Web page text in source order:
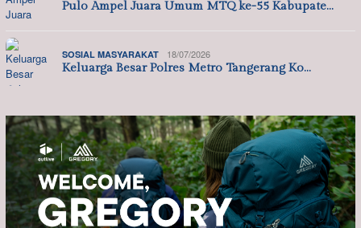
Pulo Ampel Juara Umum MTQ ke-55 Kabupate…
SOSIAL MASYARAKAT 18/07/2026
Keluarga Besar Polres Metro Tangerang Ko…